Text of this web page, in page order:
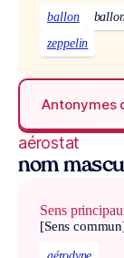
ballon
zeppelin
Antonymes
aérostat
nom
Sens
[Sens